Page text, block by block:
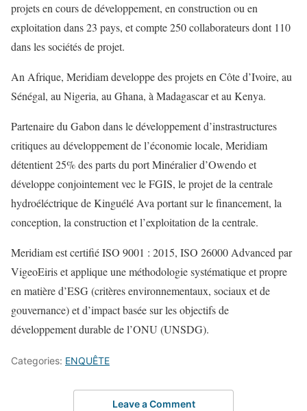
projets en cours de développement, en construction ou en
exploitation dans 23 pays, et compte 250 collaborateurs dont 110
dans les sociétés de projet.
An Afrique, Meridiam developpe des projets en Côte d’Ivoire, au
Sénégal, au Nigeria, au Ghana, à Madagascar et au Kenya.
Partenaire du Gabon dans le développement d’instrastructures
critiques au développement de l’économie locale, Meridiam
détentient 25% des parts du port Minéralier d’Owendo et
développe conjointement vec le FGIS, le projet de la centrale
hydroéléctrique de Kinguélé Ava portant sur le financement, la
conception, la construction et l’exploitation de la centrale.
Meridiam est certifié ISO 9001 : 2015, ISO 26000 Advanced par
VigeoEiris et applique une méthodologie systématique et propre
en matière d’ESG (critères environnementaux, sociaux et de
gouvernance) et d’impact basée sur les objectifs de
développement durable de l’ONU (UNSDG).
Categories: ENQUÊTE
Leave a Comment